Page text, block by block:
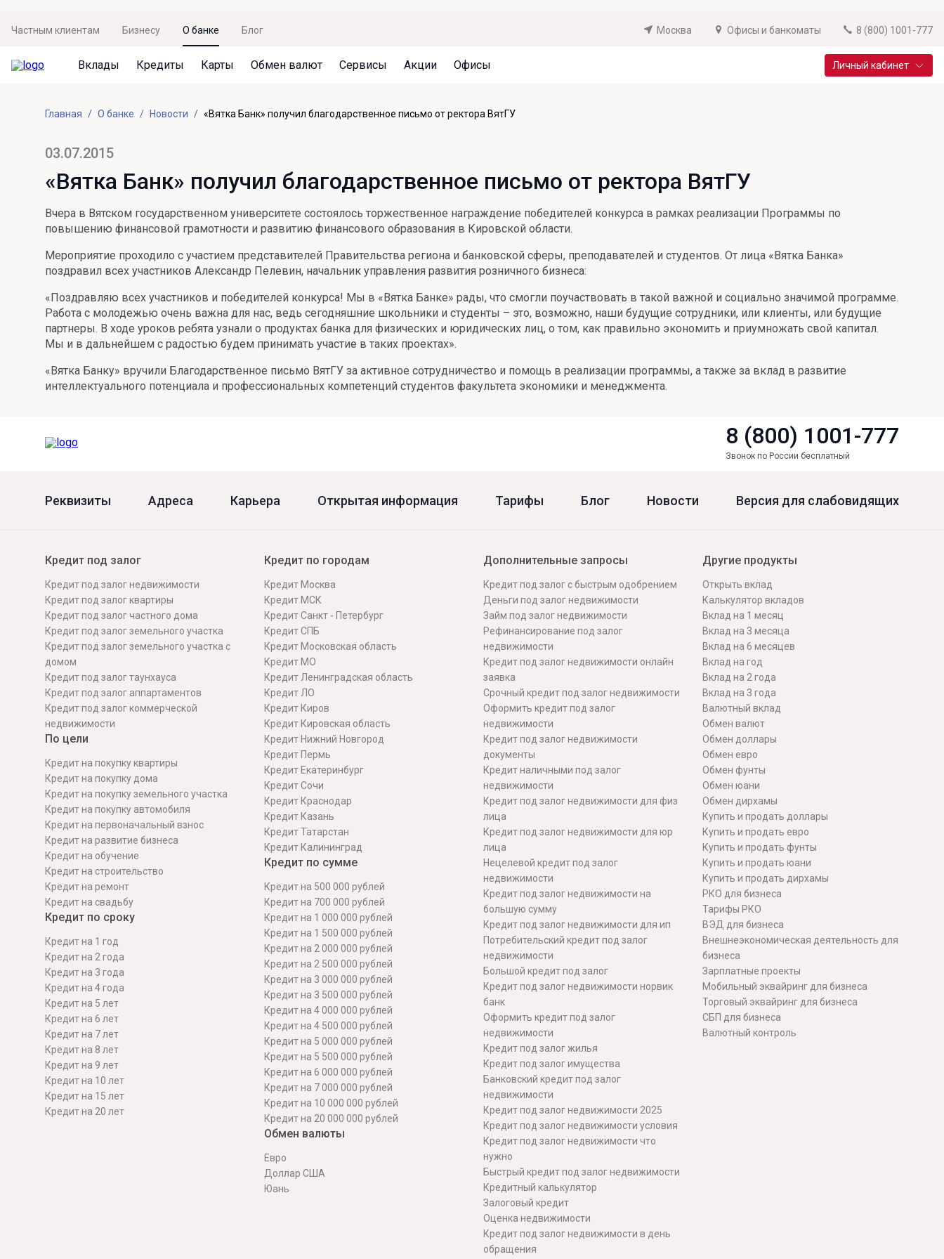
Частным клиентам Бизнесу О банке Блог Москва Офисы и банкоматы 8 (800) 1001-777
Вклады
Не упусти момент
Просто вклад
Накопительный
Отличная стратегия+
Фиксируй доход
Новый старт
Валютный плюс
Онлайн
Все вклады
Система страхования вкладов
Архив вкладов
Кредиты
Кредит под залог недвижимости
Рефинансирование
Кредит на автомобиль
Потребительский кредит
Все кредиты
Привилегии для клиентов
Реструктуризация
Оценка недвижимости
Подбор новой недвижимости
Карты
Дебетовая карта с пакетом услуг
Премиальная карта Mir Supreme
Пенсионная карта
Все карты
Документы
Кешбэк
Обмен валют
Курсы валют
Бронирование валюты
Курсы валют ЦБ
Сервисы
Оплата кредита
Оценка недвижимости
Подбор новой недвижимости
СБПей
Mir Pay
Госуслуги
Регистрация в ЕБС
Удаленная идентификация
Подтверждение согласия через Госуслуги
Акции
Акция «Приведи друга»
Акция «Ставка на бизнес»
Офисы Личный кабинет
Главная О банке Новости «Вятка Банк» получил благодарственное письмо от ректора ВятГУ
03.07.2015
«Вятка Банк» получил благодарственное письмо от ректора ВятГУ
Вчера в Вятском государственном университете состоялось торжественное награждение победителей конкурса в рамках реализации Программы по
повышению финансовой грамотности и развитию финансового образования в Кировской области.
Мероприятие проходило с участием представителей Правительства региона и банковской сферы, преподавателей и студентов. От лица «Вятка Банка»
поздравил всех участников Александр Пелевин, начальник управления развития розничного бизнеса:
«Поздравляю всех участников и победителей конкурса! Мы в «Вятка Банке» рады, что смогли поучаствовать в такой важной и социально значимой программе.
Работа с молодежью очень важна для нас, ведь сегодняшние школьники и студенты – это, возможно, наши будущие сотрудники, или клиенты, или будущие
партнеры. В ходе уроков ребята узнали о продуктах банка для физических и юридических лиц, о том, как правильно экономить и приумножать свой капитал.
Мы и в дальнейшем с радостью будем принимать участие в таких проектах».
«Вятка Банку» вручили Благодарственное письмо ВятГУ за активное сотрудничество и помощь в реализации программы, а также за вклад в развитие
интеллектуального потенциала и профессиональных компетенций студентов факультета экономики и менеджмента.
8 (800) 1001-777
Звонок по России бесплатный
Реквизиты Адреса Карьера Открытая информация Тарифы Блог Новости Версия для слабовидящих
Кредит под залог
Кредит под залог недвижимости
Кредит под залог квартиры
Кредит под залог частного дома
Кредит под залог земельного участка
Кредит под залог земельного участка с
домом
Кредит под залог таунхауса
Кредит под залог аппартаментов
Кредит под залог коммерческой
недвижимости
По цели
Кредит на покупку квартиры
Кредит на покупку дома
Кредит на покупку земельного участка
Кредит на покупку автомобиля
Кредит на первоначальный взнос
Кредит на развитие бизнеса
Кредит на обучение
Кредит на строительcтво
Кредит на ремонт
Кредит на свадьбу
Кредит по сроку
Кредит на 1 год
Кредит на 2 года
Кредит на 3 года
Кредит на 4 года
Кредит на 5 лет
Кредит на 6 лет
Кредит на 7 лет
Кредит на 8 лет
Кредит на 9 лет
Кредит на 10 лет
Кредит на 15 лет
Кредит на 20 лет
Кредит по городам
Кредит Москва
Кредит МСК
Кредит Санкт - Петербург
Кредит СПБ
Кредит Московская область
Кредит МО
Кредит Ленинградская область
Кредит ЛО
Кредит Киров
Кредит Кировская область
Кредит Нижний Новгород
Кредит Пермь
Кредит Екатеринбург
Кредит Сочи
Кредит Краснодар
Кредит Казань
Кредит Татарстан
Кредит Калининград
Кредит по сумме
Кредит на 500 000 рублей
Кредит на 700 000 рублей
Кредит на 1 000 000 рублей
Кредит на 1 500 000 рублей
Кредит на 2 000 000 рублей
Кредит на 2 500 000 рублей
Кредит на 3 000 000 рублей
Кредит на 3 500 000 рублей
Кредит на 4 000 000 рублей
Кредит на 4 500 000 рублей
Кредит на 5 000 000 рублей
Кредит на 5 500 000 рублей
Кредит на 6 000 000 рублей
Кредит на 7 000 000 рублей
Кредит на 10 000 000 рублей
Кредит на 20 000 000 рублей
Обмен валюты
Евро
Доллар США
Юань
Дополнительные запросы
Кредит под залог с быстрым одобрением
Деньги под залог недвижимости
Займ под залог недвижимости
Рефинансирование под залог
недвижимости
Кредит под залог недвижимости онлайн
заявка
Срочный кредит под залог недвижимости
Оформить кредит под залог
недвижимости
Кредит под залог недвижимости
документы
Кредит наличными под залог
недвижимости
Кредит под залог недвижимости для физ
лица
Кредит под залог недвижимости для юр
лица
Нецелевой кредит под залог
недвижимости
Кредит под залог недвижимости на
большую сумму
Кредит под залог недвижимости для ип
Потребительский кредит под залог
недвижимости
Большой кредит под залог
Кредит под залог недвижимости норвик
банк
Оформить кредит под залог
недвижимости
Кредит под залог жилья
Кредит под залог имущества
Банковский кредит под залог
недвижимости
Кредит под залог недвижимости 2025
Кредит под залог недвижимости условия
Кредит под залог недвижимости что
нужно
Быстрый кредит под залог недвижимости
Кредитный калькулятор
Залоговый кредит
Оценка недвижимости
Кредит под залог недвижимости в день
обращения
Другие продукты
Открыть вклад
Калькулятор вкладов
Вклад на 1 месяц
Вклад на 3 месяца
Вклад на 6 месяцев
Вклад на год
Вклад на 2 года
Вклад на 3 года
Валютный вклад
Обмен валют
Обмен доллары
Обмен евро
Обмен фунты
Обмен юани
Обмен дирхамы
Купить и продать доллары
Купить и продать евро
Купить и продать фунты
Купить и продать юани
Купить и продать дирхамы
РКО для бизнеса
Тарифы РКО
ВЭД для бизнеса
Внешнеэкономическая деятельность для
бизнеса
Зарплатные проекты
Мобильный эквайринг для бизнеса
Торговый эквайринг для бизнеса
СБП для бизнеса
Валютный контроль